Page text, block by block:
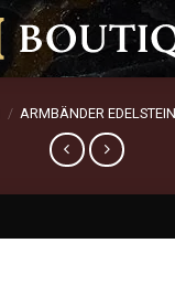
/ ARMBÄNDER